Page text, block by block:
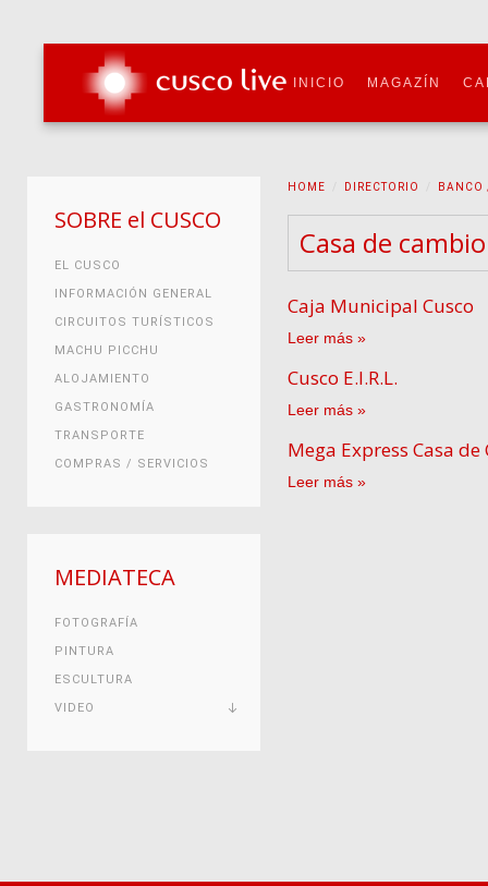
INICIO MAGAZÍN
HOME DIRECTORIO BANCO
Casa de cambio
Caja Municipal Cusco
Leer más
Cusco E.I.R.L.
Leer más
Mega Express Casa
Leer más
SOBRE el CUSCO
EL CUSCO
INFORMACIÓN GENERAL
CIRCUITOS TURÍSTICOS
MACHU PICCHU
ALOJAMIENTO
GASTRONOMÍA
TRANSPORTE
COMPRAS / SERVICIOS
MEDIATECA
FOTOGRAFÍA
PINTURA
ESCULTURA
VIDEO